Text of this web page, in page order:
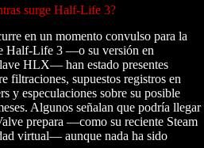
surge Half-Life 3?
en un momento convulso para la
Half-Life 3 —o su versión en
HLX— han estado presentes
filtraciones, supuestos registros en
y especulaciones sobre su posible
Algunos señalan que podría llegar
prepara —como su reciente Steam
virtual— aunque nada ha sido